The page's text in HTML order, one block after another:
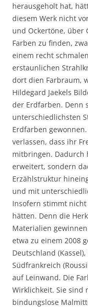
herausgeholt hat,
diesem Werk nicht
und Ockertöne, über
Farben zu finden,
einem recht
erstaunlichen
dort dien Farbraum,
Hildegard Jaekels
der Erdfarben. Denn
unterschiedlichsten
Erdfarben
verlassen, dass ihr
mitbringen. Dadurch
erweitert, sondern
Erzählstruktur
und mit
Insofern stimmt nicht
hätten. Denn die
Materialien
etwa zu einem 2008
Deutschland
Südfrankreich
auf Leinwand. Die
Wirklichkeit. Sie sind
bindungslose